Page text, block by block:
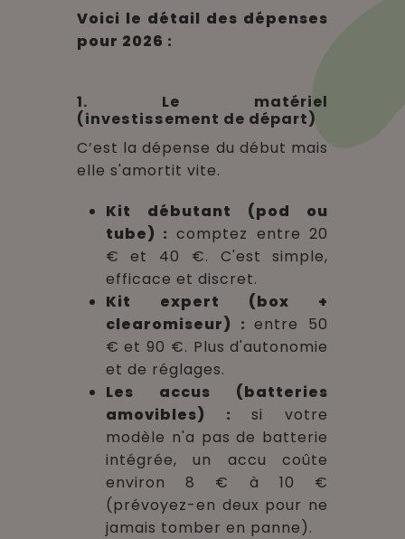
Voici le détail des dépenses
pour 2026 :
1. Le matériel
(investissement de départ)
C’est la dépense du début mais
elle s'amortit vite.
Kit débutant (pod ou
tube) : comptez entre 20
€ et 40 €. C'est simple,
efficace et discret.
Kit expert (box +
clearomiseur) :entre 50
€ et 90 €. Plus d'autonomie
et de réglages.
Les accus (batteries
amovibles) :si votre
modèle n'a pas de batterie
intégrée, un accu coûte
environ 8 € à 10 €
(prévoyez-en deux pour ne
jamais tomber en panne).